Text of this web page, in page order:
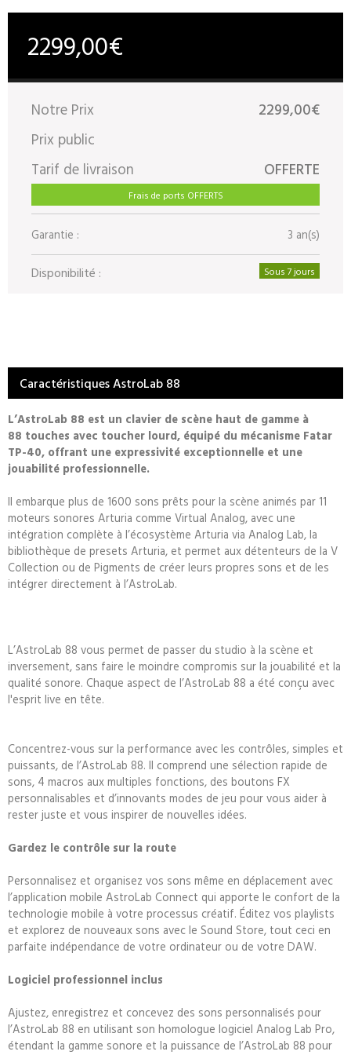
2299,00€
Notre Prix
2299,00€
Prix public
Tarif de livraison
OFFERTE
Frais de ports OFFERTS
Garantie : 3 an(s)
Disponibilité : Sous 7 jours
Caractéristiques AstroLab 88
L’AstroLab 88 est un clavier de scène haut de gamme à
88 touches avec toucher lourd, équipé du mécanisme Fatar
TP-40, offrant une expressivité exceptionnelle et une
jouabilité professionnelle.
Il embarque plus de 1600 sons prêts pour la scène animés par 11
moteurs sonores Arturia comme Virtual Analog, avec une
intégration complète à l’écosystème Arturia via Analog Lab, la
bibliothèque de presets Arturia, et permet aux détenteurs de la V
Collection ou de Pigments de créer leurs propres sons et de les
intégrer directement à l’AstroLab.
L’AstroLab 88 vous permet de passer du studio à la scène et
inversement, sans faire le moindre compromis sur la jouabilité et la
qualité sonore. Chaque aspect de l’AstroLab 88 a été conçu avec
l'esprit live en tête.
Concentrez-vous sur la performance avec les contrôles, simples et
puissants, de l’AstroLab 88. Il comprend une sélection rapide de
sons, 4 macros aux multiples fonctions, des boutons FX
personnalisables et d’innovants modes de jeu pour vous aider à
rester juste et vous inspirer de nouvelles idées.
Gardez le contrôle sur la route
Personnalisez et organisez vos sons même en déplacement avec
l’application mobile AstroLab Connect qui apporte le confort de la
technologie mobile à votre processus créatif. Éditez vos playlists
et explorez de nouveaux sons avec le Sound Store, tout ceci en
parfaite indépendance de votre ordinateur ou de votre DAW.
Logiciel professionnel inclus
Ajustez, enregistrez et concevez des sons personnalisés pour
l’AstroLab 88 en utilisant son homologue logiciel Analog Lab Pro,
étendant la gamme sonore et la puissance de l’AstroLab 88 pour